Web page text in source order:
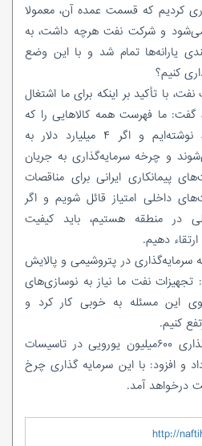
کردیم که قسمت عمده آن، معمولا
و شرکت نفت هرچه داشت، به
یارانه‌ها تمام شد و با این وضع
کنیم؟
با تأکید بر اینکه برای ما اشتغال
گفت: ما فهرست همه کالاهایی را که
باید از داخل تهیه شود، نوشته‌ایم و اگر ۴ میلیارد دلار به
و چرخه سرمایه‌گذاری به جریان
پیمانکاری ایرانی برای مناقصات
داخلی امتیاز قائل شویم و اگر
در منطقه هستیم، باید کیفیت
دهیم.
به سرمایه‌گذاری در پتروشیمی و پالایش
تجهیزات نفت ما نیاز به نوسازی‌های
این مسئله به خوبی کار کرد و
کنیم.
وی همچنین از سرمایه گذاری ۶۰۰میلیون یورویی در تاسیسات
و افزود: با این سرمایه گذاری چرخ
درخواهد آمد.
http://